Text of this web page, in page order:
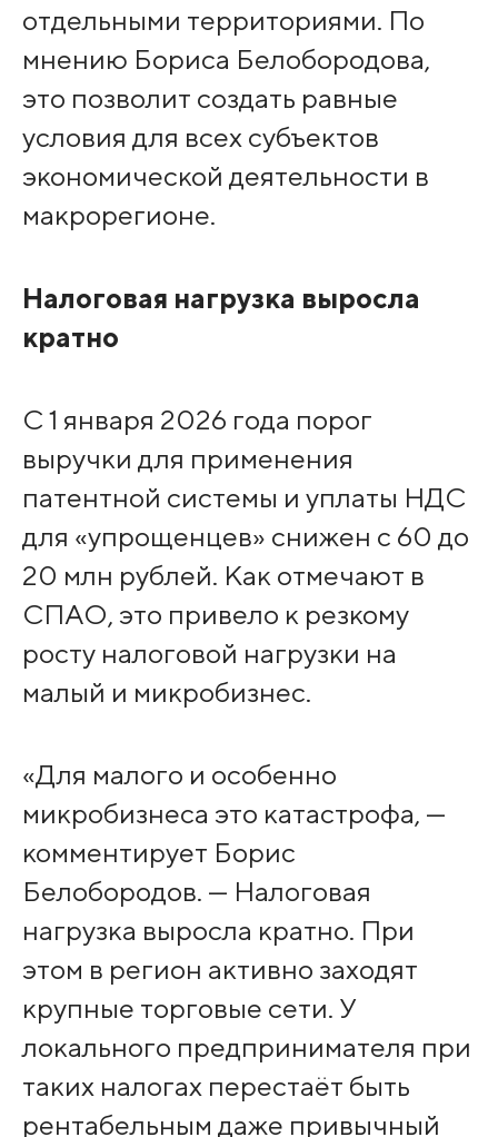
отдельными территориями. По
мнению Бориса Белобородова,
это позволит создать равные
условия для всех субъектов
экономической деятельности в
макрорегионе.
Налоговая нагрузка выросла
кратно
С 1 января 2026 года порог
выручки для применения
патентной системы и уплаты НДС
для «упрощенцев» снижен с 60 до
20 млн рублей. Как отмечают в
СПАО, это привело к резкому
росту налоговой нагрузки на
малый и микробизнес.
«Для малого и особенно
микробизнеса это катастрофа, —
комментирует Борис
Белобородов. — Налоговая
нагрузка выросла кратно. При
этом в регион активно заходят
крупные торговые сети. У
локального предпринимателя при
таких налогах перестаёт быть
рентабельным даже привычный